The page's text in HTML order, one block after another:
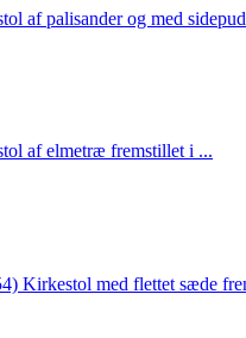
af palisander og med
af elmetræ fremstillet i ...
Kirkestol med flettet sæde